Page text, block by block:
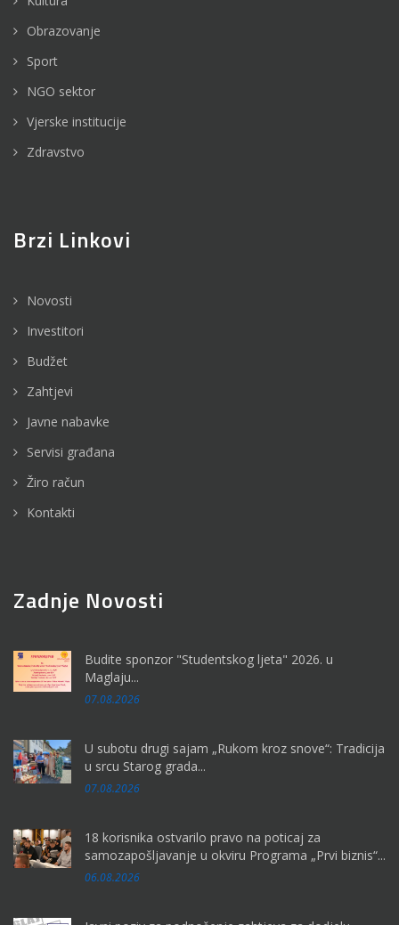
Obrazovanje
Sport
NGO sektor
Vjerske institucije
Zdravstvo
Brzi Linkovi
Novosti
Investitori
Budžet
Zahtjevi
Javne nabavke
Servisi građana
Žiro račun
Kontakti
Zadnje Novosti
Budite sponzor "Studentskog ljeta" 2026. u
Maglaju...
07.08.2026
U subotu drugi sajam „Rukom kroz snove“: Tradicija
u srcu Starog grada...
07.08.2026
18 korisnika ostvarilo pravo na poticaj za
samozapošljavanje u okviru Programa „Prvi biznis“...
06.08.2026